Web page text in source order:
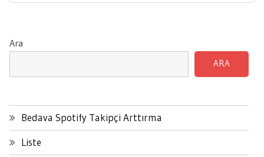
Post:
Ara
ARA
Bedava Spotify Takipçi Arttırma
Liste